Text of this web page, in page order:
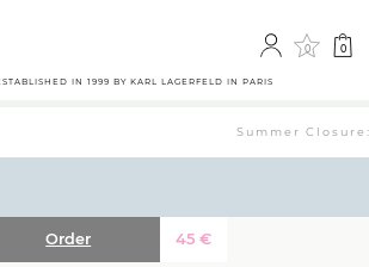
0 0
IN 1999 BY KARL LAGERFELD IN PARIS
Summer
45 €
Order